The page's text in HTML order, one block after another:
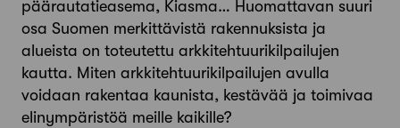
päärautatieasema, Kiasma… Huomattavan suuri
osa Suomen merkittävistä rakennuksista ja
alueista on toteutettu arkkitehtuurikilpailujen
kautta. Miten arkkitehtuurikilpailujen avulla
voidaan rakentaa kaunista, kestävää ja toimivaa
elinympäristöä meille kaikille?